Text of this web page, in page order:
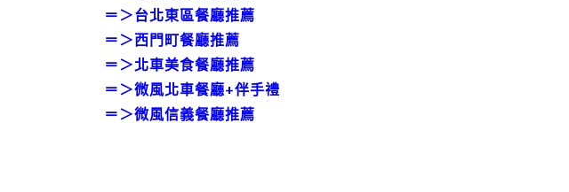
＝＞台北東區餐廳推薦
＝＞西門町餐廳推薦
＝＞北車美食餐廳推薦
＝＞微風北車餐廳+伴手禮
＝＞微風信義餐廳推薦